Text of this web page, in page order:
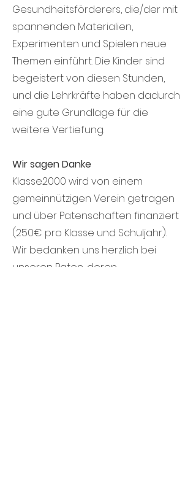
Gesundheitsförderers, die/der mit
spannenden Materialien,
Experimenten und Spielen neue
Themen einführt. Die Kinder sind
begeistert von diesen Stunden,
und die Lehrkräfte haben dadurch
eine gute Grundlage für die
weitere Vertiefung.
Wir sagen Danke
Klasse2000 wird von einem
gemeinnützigen Verein getragen
und über Patenschaften finanziert
(250€ pro Klasse und Schuljahr).
Wir bedanken uns herzlich bei
unseren Paten, deren